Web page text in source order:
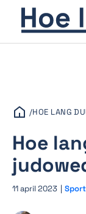
/HOE LANG
Hoe
11 april 2023 | Sport